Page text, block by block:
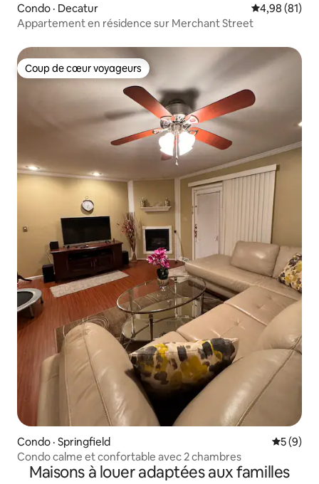
Condo · Decatur Note
4,98 (81)
Appartement en résidence sur Merchant Street
Coup de cœur voyageurs
Coup de cœur voyageurs
Condo · Springfield Note
5 (9)
Condo calme et confortable avec 2 chambres
Maisons à louer adaptées aux familles